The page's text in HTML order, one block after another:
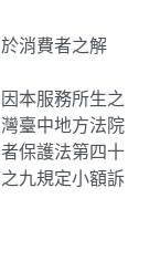
消費者之解
本服務所生之
臺中地方法院
保護法第四十
九規定小額訴